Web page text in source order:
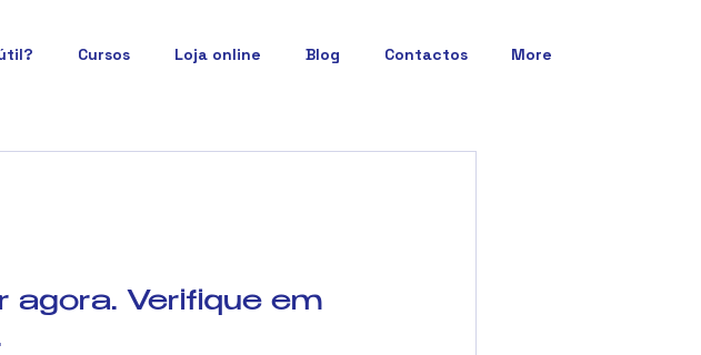
Cursos Loja online Blog Contactos More
agora. Verifique em